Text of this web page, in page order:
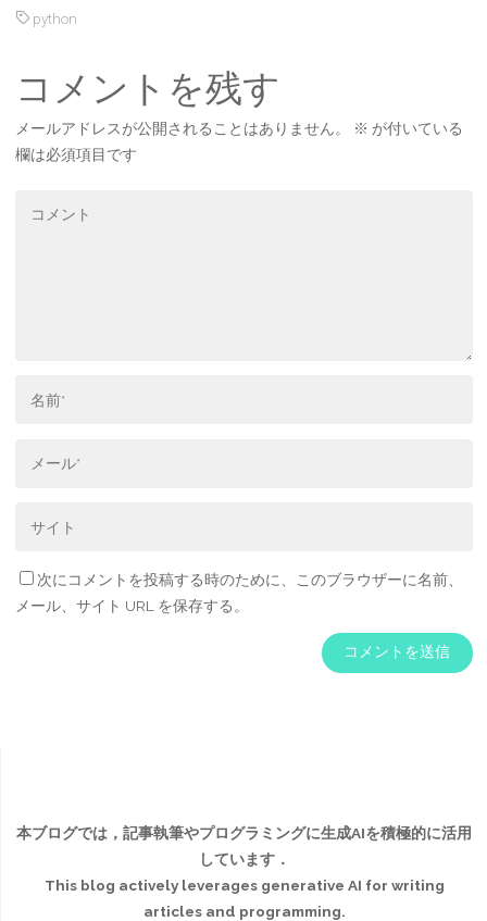
python
コメントを残す
メールアドレスが公開されることはありません。 ※ が付いている
欄は必須項目です
次にコメントを投稿する時のために、このブラウザーに名前、
メール、サイト URL を保存する。
本ブログでは，記事執筆やプログラミングに生成AIを積極的に活用
しています．
This blog actively leverages generative AI for writing
articles and programming.